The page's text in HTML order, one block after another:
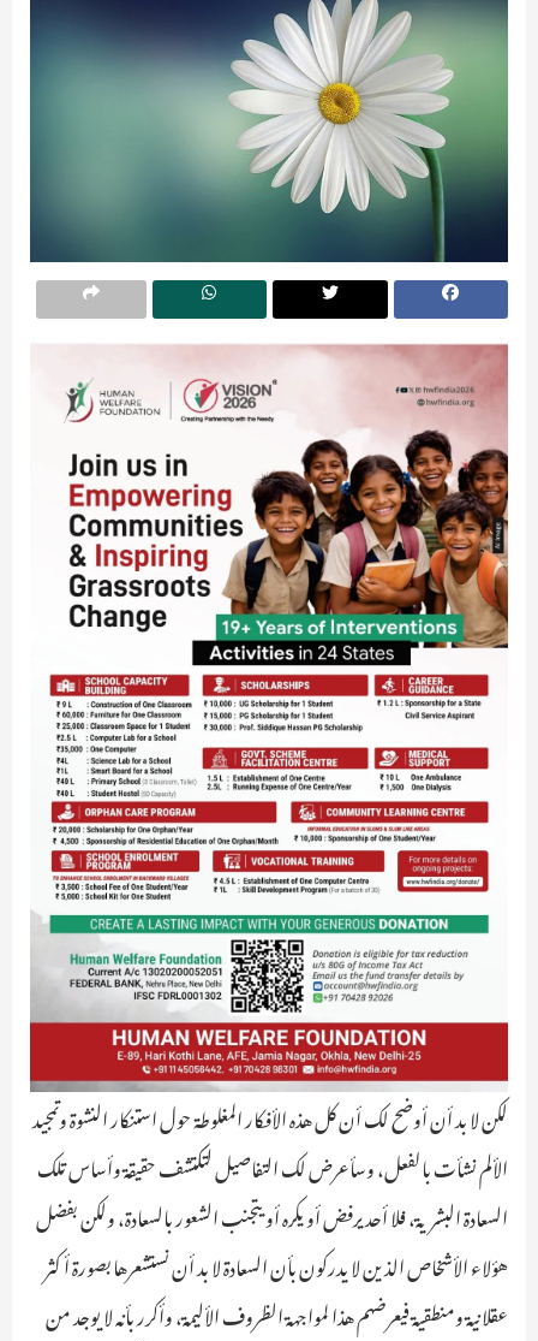
لكن لا بد أن أوضح لك أن كل هذه الأفكار المغلوطة حول استنكار النشوة وتمجيد
الألم نشأت بالفعل، وسأعرض لك التفاصيل لتكتشف حقيقة وأساس تلك
السعادة البشرية، فلا أحد يرفض أو يكره أو يتجنب الشعور بالسعادة، ولكن بفضل
هؤلاء الأشخاص الذين لا يدركون بأن السعادة لا بد أن نستشعرها بصورة أكثر
عقلانية ومنطقية فيعرضهم هذا لمواجهة الظروف الأليمة، وأكرر بأنه لا يوجد من